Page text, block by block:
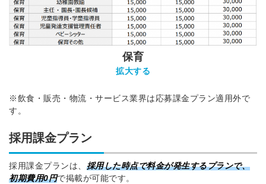
保育
拡大する
※飲食・販売・物流・サービス業界は応募課金プラン適用外で
す。
採用課金プラン
採用課金プランは、 採用した時点で料金が発生するプランで、
初期費用0円で掲載が可能です。